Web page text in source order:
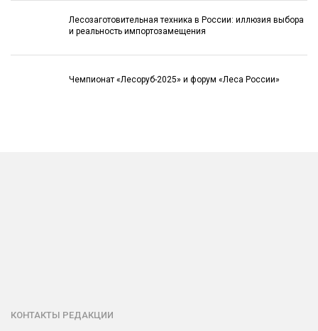
Лесозаготовительная техника в России: иллюзия выбора
и реальность импортозамещения
Чемпионат «Лесоруб-2025» и форум «Леса России»
КОНТАКТЫ РЕДАКЦИИ